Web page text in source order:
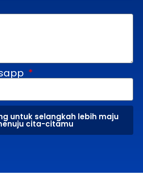
untuk selangkah lebih maju
cita-citamu